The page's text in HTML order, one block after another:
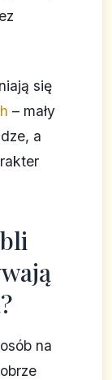
się
– mały
a
na